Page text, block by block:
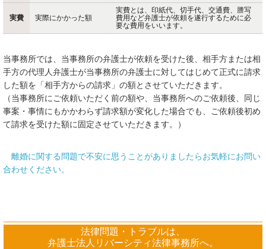
実費 実際にかかった額
実費とは、印紙代、切手代、交通費、謄写
費用など弁護士が依頼を遂行するために必
要な費用をいいます。
当事務所では、当事務所の弁護士が依頼を受けた後、相手方または相
手方の代理人弁護士が当事務所の弁護士に対してはじめて正式に請求
した額を「相手方からの請求」の額とさせていただきます。
（当事務所にご依頼いただく前の額や、当事務所へのご依頼後、同じ
事案・事情にもかかわらず請求額が変化した場合でも、ご依頼後初め
て請求を受けた額に固定させていただきます。）
離婚に関する問題で不安に思うことがありましたらお気軽にお問い
合わせください。
法律問題・トラブルは、
弁護士法人リバーシティ法律事務所へ。